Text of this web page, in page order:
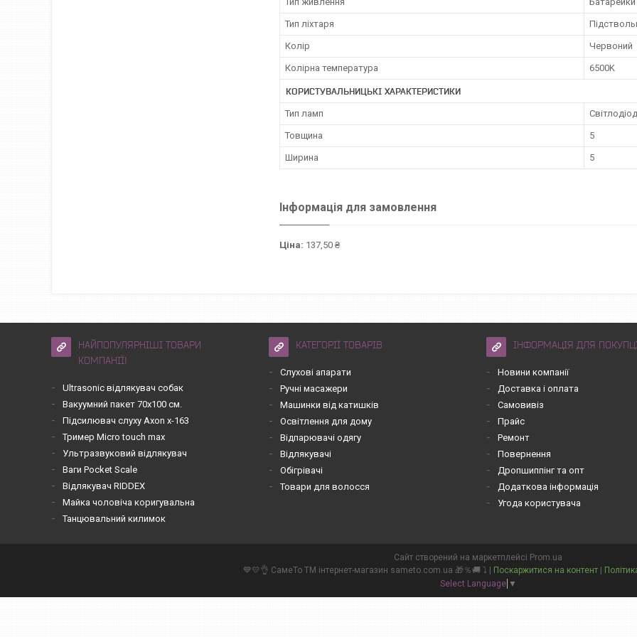
Тип ліхтаря
Колір Червоний
Колірна температура 6500K
КОРИСТУВАЛЬНИЦЬКІ ХАРАКТЕРИСТИКИ
Тип ламп
Товщина 5
Ширина 5
Інформація для замовлення
Ціна: 137,50 ₴
НАЙПОПУЛЯРНІШІ ТОВАРИ
КОМПАНІЇ!
Ultrasonic відлякувач собак
Вакуумний пакет 70х100 см.
Підсилювач слуху Axon x-163
Тример Micro touch max
Ультразвуковий відлякувач
Ваги Pocket Scale
Відлякувач RIDDEX
Майка чоловіча коригувальна
Танцювальний килимок
КАТЕГОРІЇ ТОВАРІВ
Слухові апарати
Ручні масажери
Машинки від катишків
Освітлення для дому
Відпарювачі одягу
Відлякувачі
Обігрівачі
Товари для волосся
ІНФОРМАЦІЯ ДЛЯ
Новини компанії
Доставка і оплата
Самовивіз
Прайс
Ремонт
Повернення
Дропшиппінг та опт
Додаткова інформація
Угода користувача
Сайт створений на маркетплейсі Prom.ua
Поскаржитися на контент
Select Language ▼